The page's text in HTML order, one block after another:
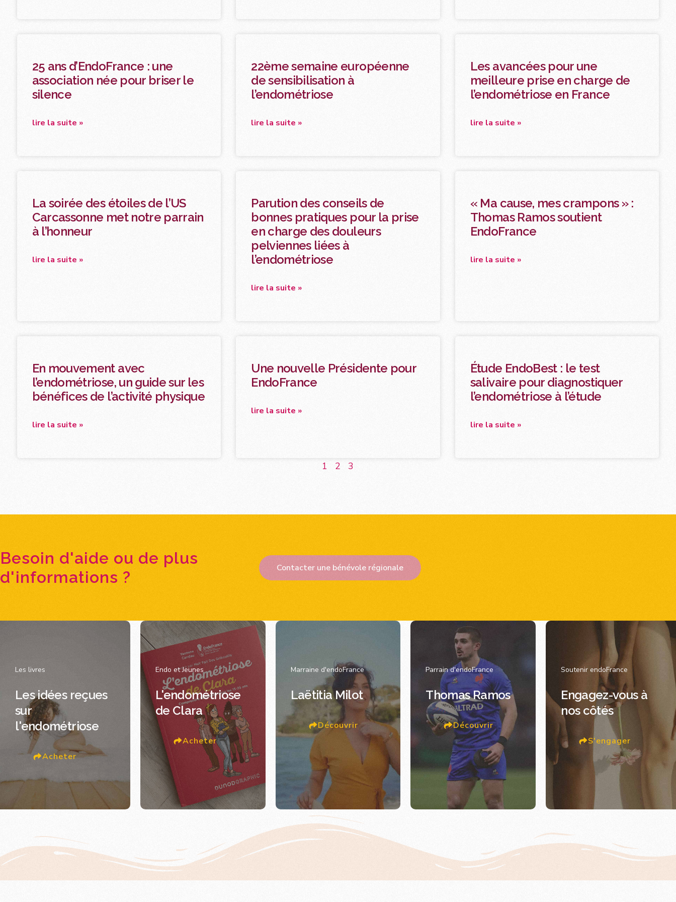
25 ans d’EndoFrance : une
association née pour briser le
silence
lire la suite »
22ème semaine européenne
de sensibilisation à
l’endométriose
lire la suite »
Les avancées pour une
meilleure prise en charge de
l’endométriose en France
lire la suite »
La soirée des étoiles de l’US
Carcassonne met notre parrain
à l’honneur
lire la suite »
Parution des conseils de
bonnes pratiques pour la prise
en charge des douleurs
pelviennes liées à
l’endométriose
lire la suite »
« Ma cause, mes crampons » :
Thomas Ramos soutient
EndoFrance
lire la suite »
En mouvement avec
l’endométriose, un guide sur les
bénéfices de l’activité physique
lire la suite »
Une nouvelle Présidente pour
EndoFrance
lire la suite »
Étude EndoBest : le test
salivaire pour diagnostiquer
l’endométriose à l’étude
lire la suite »
1 2 3
Besoin d'aide ou de plus
d'informations ?
Contacter une bénévole régionale
Les livres
Les idées reçues
sur
l'endométriose
Acheter
Endo et Jeunes
L'endométriose
de Clara
Acheter
Marraine d'endoFrance
Laëtitia Milot
Découvrir
Parrain d'endoFrance
Thomas Ramos
Découvrir
Soutenir endoFrance
Engagez-vous à
nos côtés
S'engager